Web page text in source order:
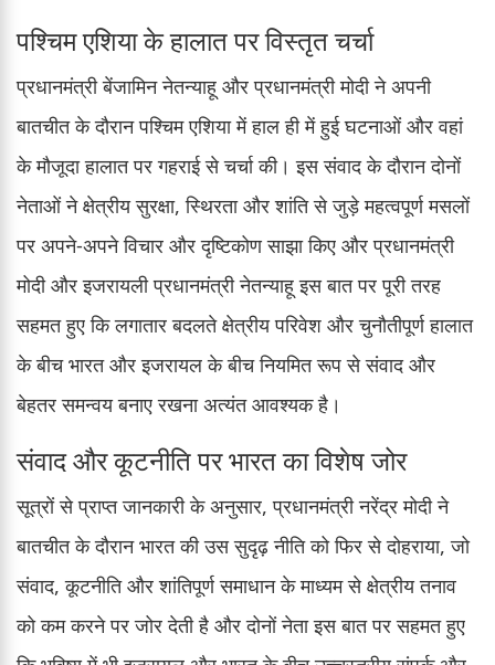
पश्चिम एशिया के हालात पर विस्तृत चर्चा
प्रधानमंत्री बेंजामिन नेतन्याहू और प्रधानमंत्री मोदी ने अपनी
बातचीत के दौरान पश्चिम एशिया में हाल ही में हुई घटनाओं और वहां
के मौजूदा हालात पर गहराई से चर्चा की। इस संवाद के दौरान दोनों
नेताओं ने क्षेत्रीय सुरक्षा, स्थिरता और शांति से जुड़े महत्वपूर्ण मसलों
पर अपने-अपने विचार और दृष्टिकोण साझा किए और प्रधानमंत्री
मोदी और इजरायली प्रधानमंत्री नेतन्याहू इस बात पर पूरी तरह
सहमत हुए कि लगातार बदलते क्षेत्रीय परिवेश और चुनौतीपूर्ण हालात
के बीच भारत और इजरायल के बीच नियमित रूप से संवाद और
बेहतर समन्वय बनाए रखना अत्यंत आवश्यक है।
संवाद और कूटनीति पर भारत का विशेष जोर
सूत्रों से प्राप्त जानकारी के अनुसार, प्रधानमंत्री नरेंद्र मोदी ने
बातचीत के दौरान भारत की उस सुदृढ़ नीति को फिर से दोहराया, जो
संवाद, कूटनीति और शांतिपूर्ण समाधान के माध्यम से क्षेत्रीय तनाव
को कम करने पर जोर देती है और दोनों नेता इस बात पर सहमत हुए